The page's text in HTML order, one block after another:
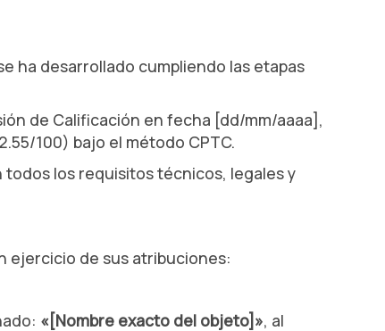
ha desarrollado cumpliendo las etapas
de Calificación en fecha [dd/mm/aaaa],
100) bajo el método CPTC.
los requisitos técnicos, legales y
ejercicio de sus atribuciones:
«[Nombre exacto del objeto]», al